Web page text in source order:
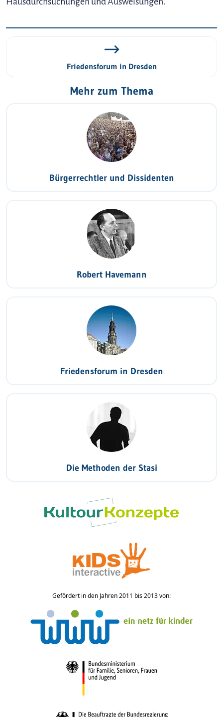
Friedensforum in Dresden
Mehr zum Thema
Bürgerrechtler und Dissidenten
Robert Havemann
Friedensforum in Dresden
Die Methoden der Stasi
Gefördert in den Jahren 2011 bis 2013 von: